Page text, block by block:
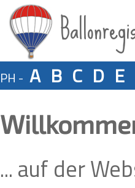
PH - A B C D E
... auf der